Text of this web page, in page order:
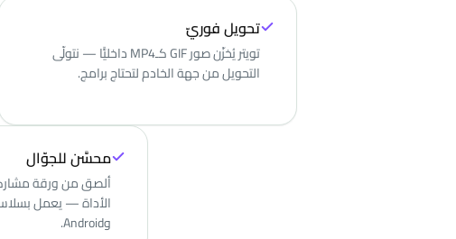
تحويل فوريّ
تويتر يُخزّن صور GIF كـMP4 داخليًّا — نتولّى
التحويل من جهة الخادم لتحتاج برامج.
محسَّن للجوّال
وAndroid.